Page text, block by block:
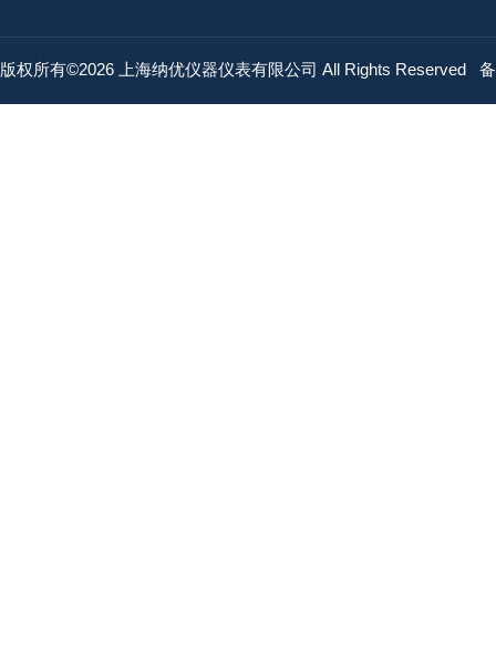
版权所有©2026 上海纳优仪器仪表有限公司 All Rights Reserved